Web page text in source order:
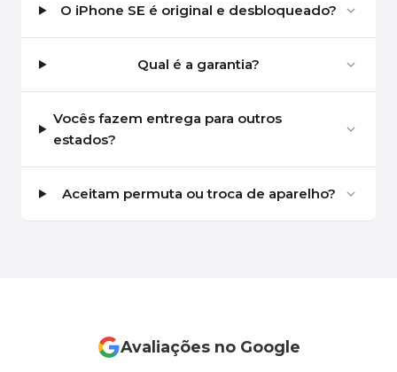
O iPhone SE é original e desbloqueado?
Qual é a garantia?
Vocês fazem entrega para outros
estados?
Aceitam permuta ou troca de aparelho?
Avaliações no Google